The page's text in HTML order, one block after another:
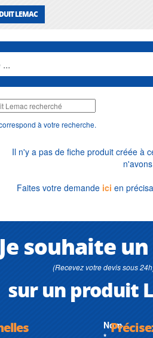
LEMAC
à votre recherche.
Il n'y a pas de fiche produit créée à
Faites votre demande ici en
Je souhaite
(Recevez votre devis sous
sur un produit
Nom